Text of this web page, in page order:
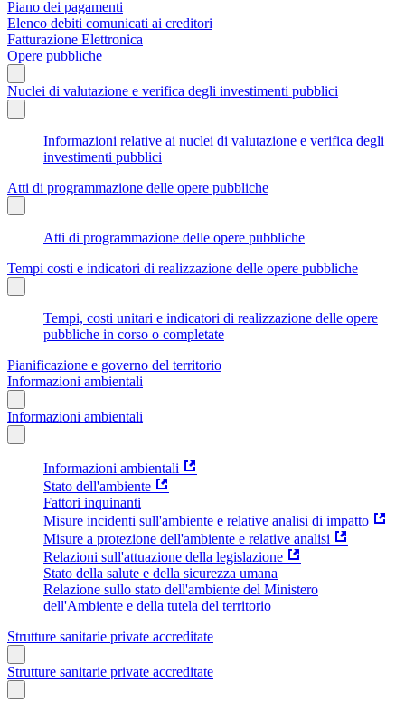
Piano dei pagamenti
Elenco debiti comunicati ai creditori
Fatturazione Elettronica
Opere pubbliche
Nuclei di valutazione e verifica degli investimenti pubblici
Informazioni relative ai nuclei di valutazione e verifica degli
investimenti pubblici
Atti di programmazione delle opere pubbliche
Atti di programmazione delle opere pubbliche
Tempi costi e indicatori di realizzazione delle opere pubbliche
Tempi, costi unitari e indicatori di realizzazione delle opere
pubbliche in corso o completate
Pianificazione e governo del territorio
Informazioni ambientali
Informazioni ambientali
Informazioni ambientali
Stato dell'ambiente
Fattori inquinanti
Misure incidenti sull'ambiente e relative analisi di impatto
Misure a protezione dell'ambiente e relative analisi
Relazioni sull'attuazione della legislazione
Stato della salute e della sicurezza umana
Relazione sullo stato dell'ambiente del Ministero
dell'Ambiente e della tutela del territorio
Strutture sanitarie private accreditate
Strutture sanitarie private accreditate